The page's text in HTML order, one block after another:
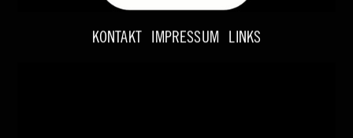
KONTAKT IMPRESSUM LINKS